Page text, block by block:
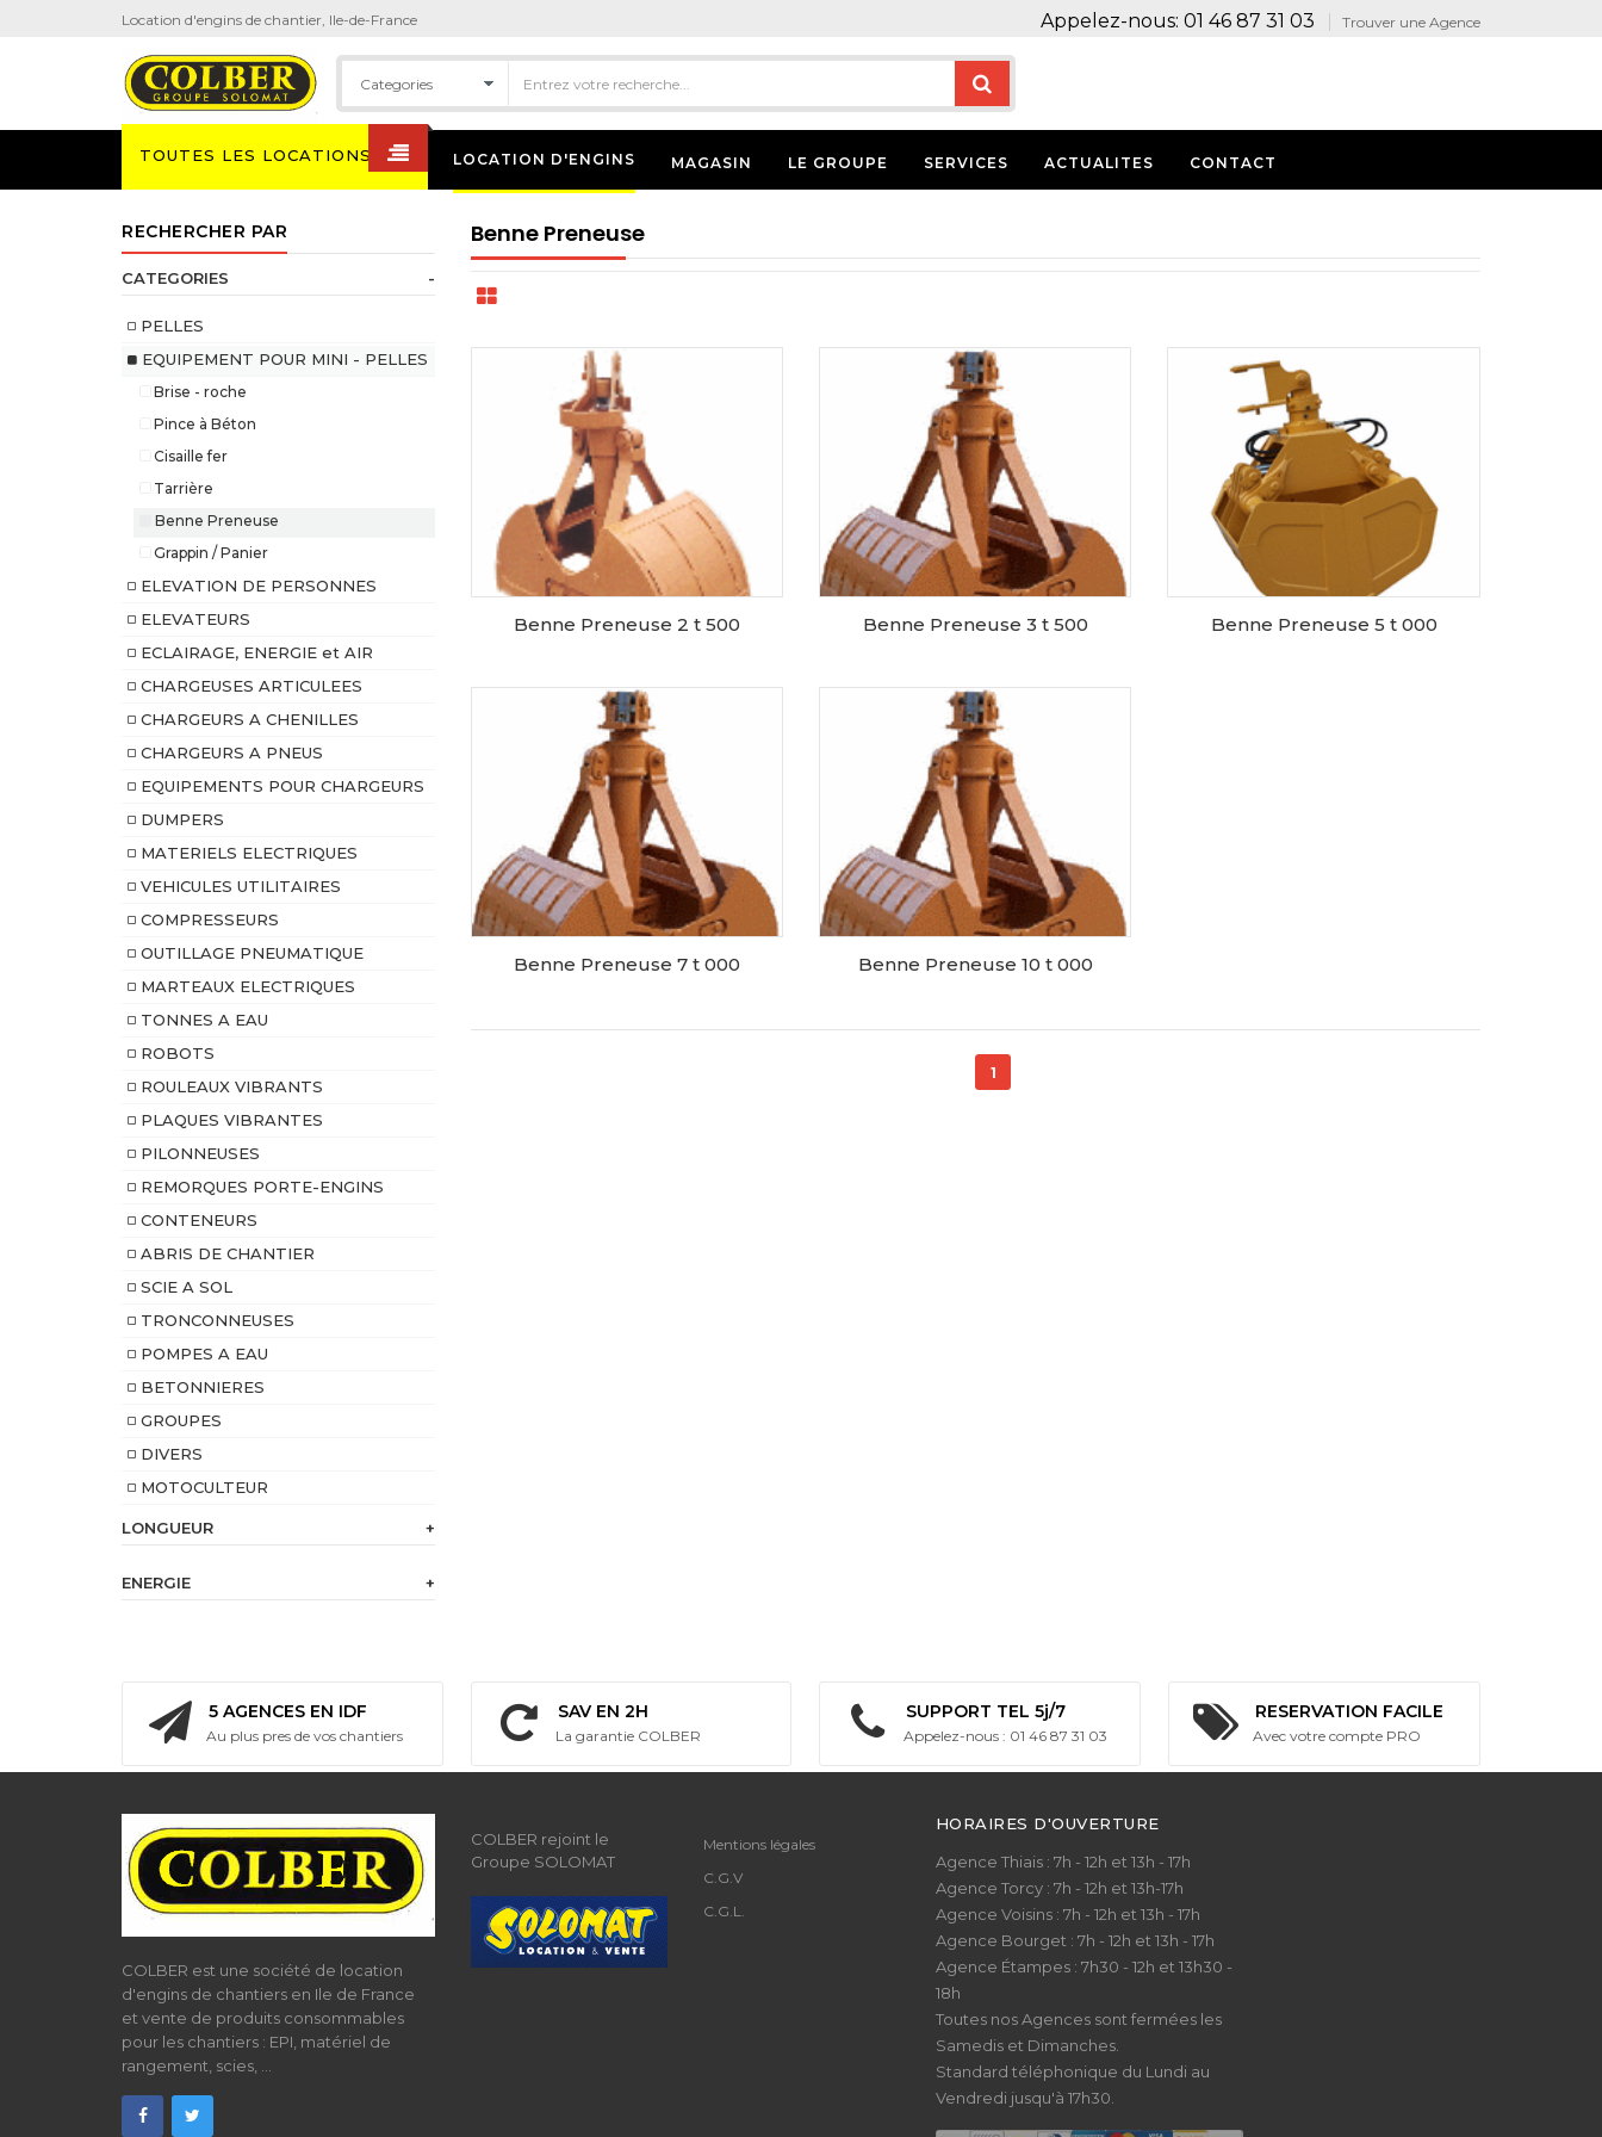
Location d'engins de chantier, Ile-de-France Appelez-nous: 01 46 87 31 03 Trouver une Agence
TOUTES LES LOCATIONS LOCATION D'ENGINS MAGASIN LE GROUPE SERVICES ACTUALITES CONTACT
Benne Preneuse
Benne Preneuse 2 t 500
RESERVER CE MATERIEL
Benne Preneuse 3 t 500
RESERVER CE MATERIEL
Benne Preneuse 5 t 000
Benne Preneuse 7 t 000 Benne Preneuse 10 t 000
1
RECHERCHER PAR
CATEGORIES -
PELLES
EQUIPEMENT POUR MINI - PELLES
Brise - roche
Pince à Béton
Cisaille fer
Tarrière
Benne Preneuse
Grappin / Panier
ELEVATION DE PERSONNES
ELEVATEURS
ECLAIRAGE, ENERGIE et AIR
CHARGEUSES ARTICULEES
CHARGEURS A CHENILLES
CHARGEURS A PNEUS
EQUIPEMENTS POUR CHARGEURS
DUMPERS
MATERIELS ELECTRIQUES
VEHICULES UTILITAIRES
COMPRESSEURS
OUTILLAGE PNEUMATIQUE
MARTEAUX ELECTRIQUES
TONNES A EAU
ROBOTS
ROULEAUX VIBRANTS
PLAQUES VIBRANTES
PILONNEUSES
REMORQUES PORTE-ENGINS
CONTENEURS
ABRIS DE CHANTIER
SCIE A SOL
TRONCONNEUSES
POMPES A EAU
BETONNIERES
GROUPES
DIVERS
MOTOCULTEUR
LONGUEUR +
ENERGIE +
intégrée
5 AGENCES EN IDF
Au plus pres de vos chantiers
SAV EN 2H
La garantie COLBER
SUPPORT TEL 5j/7
Appelez-nous : 01 46 87 31 03
RESERVATION FACILE
Avec votre compte PRO
COLBER est une société de location
d'engins de chantiers en Ile de France
et vente de produits consommables
pour les chantiers : EPI, matériel de
rangement, scies, ...
COLBER rejoint le
Groupe SOLOMAT
Mentions légales
C.G.V
C.G.L.
HORAIRES D'OUVERTURE
Agence Thiais : 7h - 12h et 13h - 17h
Agence Torcy : 7h - 12h et 13h-17h
Agence Voisins : 7h - 12h et 13h - 17h
Agence Bourget : 7h - 12h et 13h - 17h
Agence Étampes : 7h30 - 12h et 13h30 -
18h
Toutes nos Agences sont fermées les
Samedis et Dimanches.
Standard téléphonique du Lundi au
Vendredi jusqu'à 17h30.